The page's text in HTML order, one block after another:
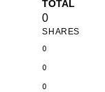
TOTAL
0
SHARES
0
0
0